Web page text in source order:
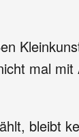
mal mit
bleibt